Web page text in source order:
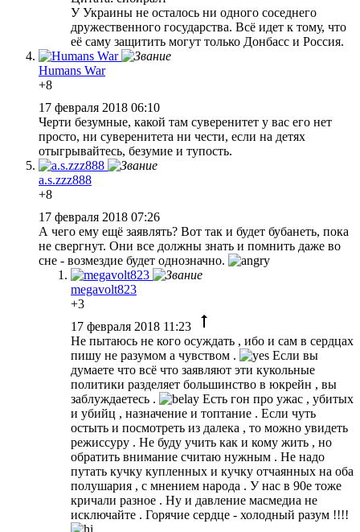
У Украины не осталось ни одного соседнего
дружественного государства. Всё идет к тому, что
её саму защитить могут только Донбасс и Россия.
Humans War
+8
17 февраля 2018 06:10
Черти безумные, какой там суверенитет у вас его нет
просто, ни суверенитета ни чести, если на детях
отыгрывайтесь, безумие и тупость.
a.s.zzz888
+8
17 февраля 2018 07:26
А чего ему ещё заявлять? Вот так и будет бубанеть, пока
не свергнут. Они все должны знать и помнить даже во
сне - возмездие будет однозначно.
megavolt823
+3
17 февраля 2018 11:23
Не пытаюсь не кого осуждать , ибо и сам в сердцах
пишу не разумом а чувством .
Если вы
думаете что всё что заявляют эти кукольные
политики разделяет большинство в юкрейн , вы
заблуждаетесь .
Есть гон про ужас , убитых
и убийц , назначение и топтание . Если чуть
остыть и посмотреть из далека , то можно увидеть
режиссуру . Не буду учить как и кому жить , но
обратить внимание считаю нужным . Не надо
путать кучку купленных и кучку отчаянных на оба
полушария , с мнением народа . У нас в 90е тоже
кричали разное . Ну и давление масмедиа не
исключайте . Горячие сердце - холодный разум !!!!